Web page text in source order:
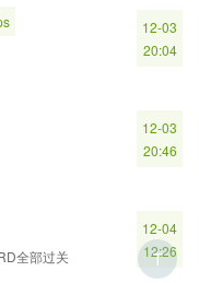
12-03
20:04
12-03
20:46
全部过关
12-04
12:26
T